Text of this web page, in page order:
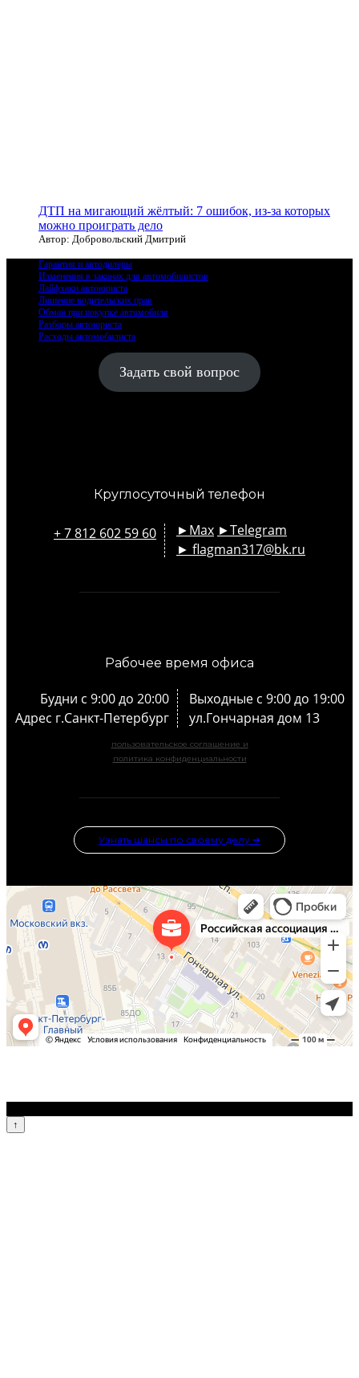
ДТП на мигающий жёлтый: 7 ошибок, из-за которых
можно проиграть дело
Автор: Добровольский Дмитрий
Гарантия и автодилеры
Изменения в законах для автомобилистов
Лайфхаки автоюриста
Лишение водительских прав
Обман при покупке автомобиля
Разборы автоюриста
Расходы автомобилиста
Задать свой вопрос
Круглосуточный телефон
+ 7 812 602 59 60 ►Max ►Telegram
► flagman317@bk.ru
Рабочее время офиса
Будни с 9:00 до 20:00
Адрес г.Санкт-Петербург
Выходные с 9:00 до 19:00
ул.Гончарная дом 13
пользовательское соглашение и
политика конфиденциальности
Узнать шансы по своему делу ➜